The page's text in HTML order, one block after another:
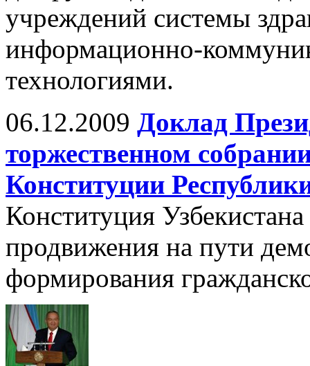
учреждений системы
информационно-
технологиями.
06.12.2009 Доклад
торжественном
Конституции
Конституция
продвижения на пути
формирования